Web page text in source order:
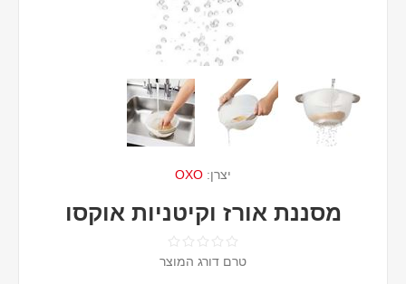
יצרן: OXO
מסננת אורז וקיטניות אוקסו
טרם דורג המוצר